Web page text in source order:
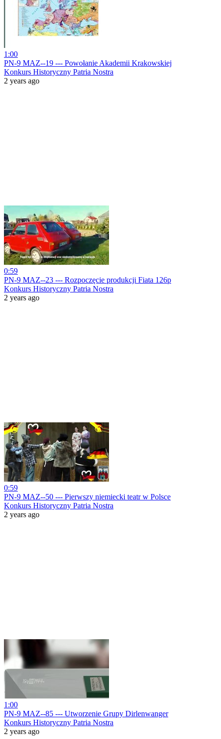
1:00
PN-9 MAZ--19 --- Powołanie Akademii Krakowskiej
Konkurs Historyczny Patria Nostra
2 years ago
0:59
PN-9 MAZ--23 --- Rozpoczęcie produkcji Fiata 126p
Konkurs Historyczny Patria Nostra
2 years ago
0:59
PN-9 MAZ--50 --- Pierwszy niemiecki teatr w Polsce
Konkurs Historyczny Patria Nostra
2 years ago
1:00
PN-9 MAZ--85 --- Utworzenie Grupy Dirlenwanger
Konkurs Historyczny Patria Nostra
2 years ago